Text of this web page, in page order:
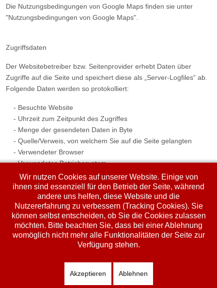
Die Nutzungsbedingungen von Google Maps finden sie unter
"Nutzungsbedingungen von Google Maps".
Zugriffsdaten
Der Websitebetreiber bzw. Seitenprovider erhebt Daten über
Zugriffe auf die Seite und speichert diese als „Server-Logfiles“ ab.
Folgende Daten werden so protokolliert:
- Besuchte Website
- Uhrzeit zum Zeitpunkt des Zugriffes
- Menge der gesendeten Daten in Byte
- Quelle/Verweis, von welchem Sie auf die Seite gelangten
- Verwendeter Browser
- Verwendetes Betriebssystem
- Verwendete IP-Adresse (ggf.: in anonymisierter Form)
Die erhobenen Daten dienen lediglich statistischen Auswertungen
und zur Verbesserung der Website. Der Websitebetreiber behält
sich allerdings vor, die Server-Logfiles nachträglich zu überprüfen,
sollten konkrete Anhaltspunkte auf eine rechtswidrige Nutzung
hinweisen.
© Fa. Paul Schmidhuber - Heizung, Sanitär 2026, Powered by
net@talk / Martin Schmaus
Wir nutzen Cookies auf unserer Website. Einige von
ihnen sind essenziell für den Betrieb der Seite, während
andere uns helfen, diese Website und die
Nutzererfahrung zu verbessern (Tracking Cookies). Sie
können selbst entscheiden, ob Sie die Cookies zulassen
möchten. Bitte beachten Sie, dass bei einer Ablehnung
womöglich nicht mehr alle Funktionalitäten der Seite zur
Verfügung stehen.
Akzeptieren Ablehnen